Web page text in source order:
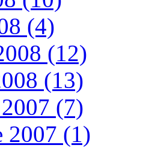
(4)
(12)
(13)
(7)
2007 (1)